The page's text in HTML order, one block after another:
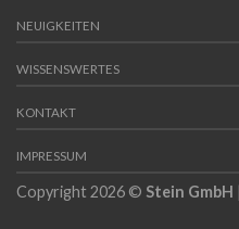
NEUIGKEITEN
WISSENSWERTES
KONTAKT
IMPRESSUM
Copyright 2026 © Stein GmbH